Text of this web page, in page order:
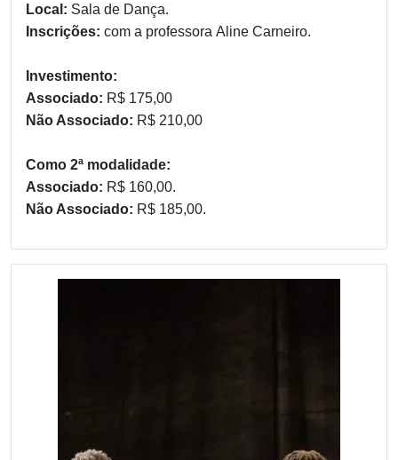
Local: Sala de Dança.
Inscrições: com a professora Aline Carneiro.
Investimento:
Associado: R$ 175,00
Não Associado: R$ 210,00
Como 2ª modalidade:
Associado: R$ 160,00.
Não Associado: R$ 185,00.